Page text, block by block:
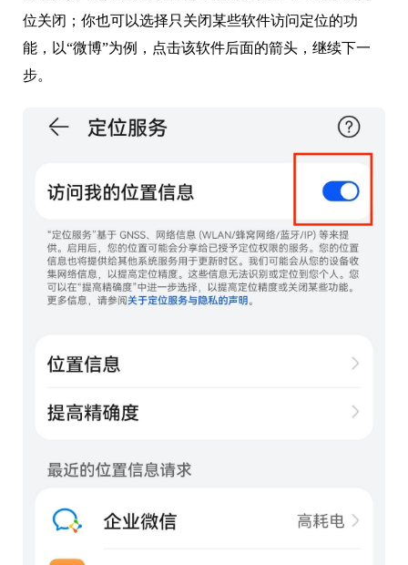
位关闭；你也可以选择只关闭某些软件访问定位的功
能，以“微博”为例，点击该软件后面的箭头，继续下一
步。